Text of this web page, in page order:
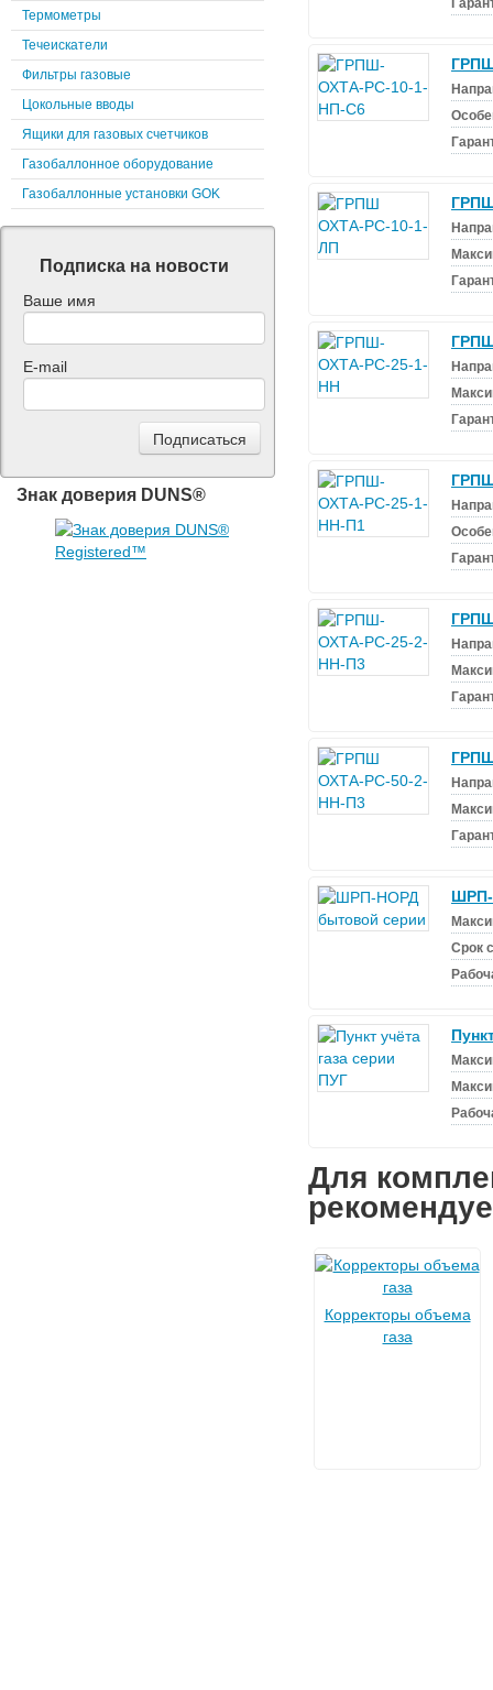
ШРП-
Срок
Для
Корректоры объема
газа
Термометры
Течеискатели
Фильтры газовые
Цокольные вводы
Ящики для газовых счетчиков
Газобаллонное оборудование
Газобаллонные установки GOK
Подписка на новости
Ваше имя
E-mail
Знак доверия DUNS®